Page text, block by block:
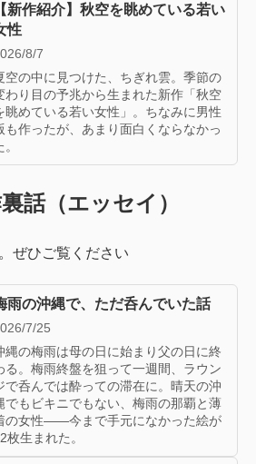
【新作紹介】秋空を眺めている若い
性
8/7
空の中に見つけた、ちぎれ雲。季節の
わり目の予兆から生まれた新作「秋空
眺めている若い女性」。ちなみに男性
も作ったが、あまり面白くならなかっ
。
話（エッセイ）
ぜひご覧ください
雨の沖縄で、ただ呑んでいた話
7/25
縄の梅雨は母の日に始まり父の日に終
る。梅雨終盤を狙って一週間、ラウン
で呑んでは酔っての滞在に。晴天の沖
でもビキニでもない、梅雨の那覇と薄
の女性——今まで手元になかった絵が
枚生まれた。